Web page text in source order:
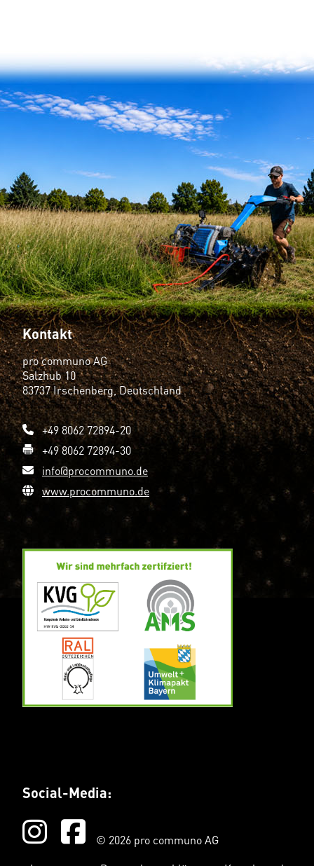
Kontakt
pro communo AG
Salzhub 10
83737 Irschenberg, Deutschland
+49 8062 72894-20
+49 8062 72894-30
info@procommuno.de
www.procommuno.de
Social-Media:
© 2026 pro communo AG